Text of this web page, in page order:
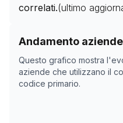
correlati.(ultimo
Andamento
Questo grafico mostra
aziende che utilizzano il
codice primario.
Storico numero di
Data
04/05/2025
26/10/2025